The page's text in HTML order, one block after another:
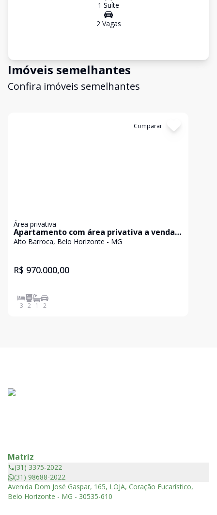
1 Suíte
2Vagas
Imóveis semelhantes
Confira imóveis semelhantes
Comparar
Área privativa
Apartamento com área privativa a venda
no Bairro Agua branca/Contagem
Alto Barroca, Belo Horizonte - MG
R$ 970.000,00
3 2 1 2
Matriz
(31) 3375-2022
(31) 98688-2022
Avenida Dom José Gaspar, 165, LOJA, Coração Eucarístico,
Belo Horizonte - MG - 30535-610